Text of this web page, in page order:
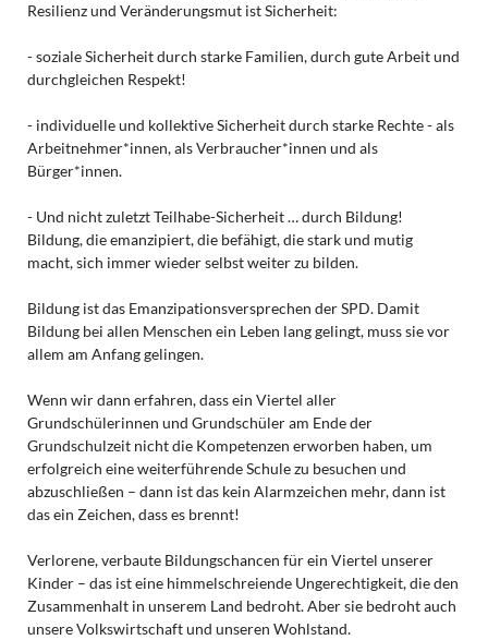
Resilienz und Veränderungsmut ist Sicherheit:
- soziale Sicherheit durch starke Familien, durch gute Arbeit und
durchgleichen Respekt!
- individuelle und kollektive Sicherheit durch starke Rechte - als
Arbeitnehmer*innen, als Verbraucher*innen und als
Bürger*innen.
- Und nicht zuletzt Teilhabe-Sicherheit … durch Bildung!
Bildung, die emanzipiert, die befähigt, die stark und mutig
macht, sich immer wieder selbst weiter zu bilden.
Bildung ist das Emanzipationsversprechen der SPD. Damit
Bildung bei allen Menschen ein Leben lang gelingt, muss sie vor
allem am Anfang gelingen.
Wenn wir dann erfahren, dass ein Viertel aller
Grundschülerinnen und Grundschüler am Ende der
Grundschulzeit nicht die Kompetenzen erworben haben, um
erfolgreich eine weiterführende Schule zu besuchen und
abzuschließen – dann ist das kein Alarmzeichen mehr, dann ist
das ein Zeichen, dass es brennt!
Verlorene, verbaute Bildungschancen für ein Viertel unserer
Kinder – das ist eine himmelschreiende Ungerechtigkeit, die den
Zusammenhalt in unserem Land bedroht. Aber sie bedroht auch
unsere Volkswirtschaft und unseren Wohlstand.